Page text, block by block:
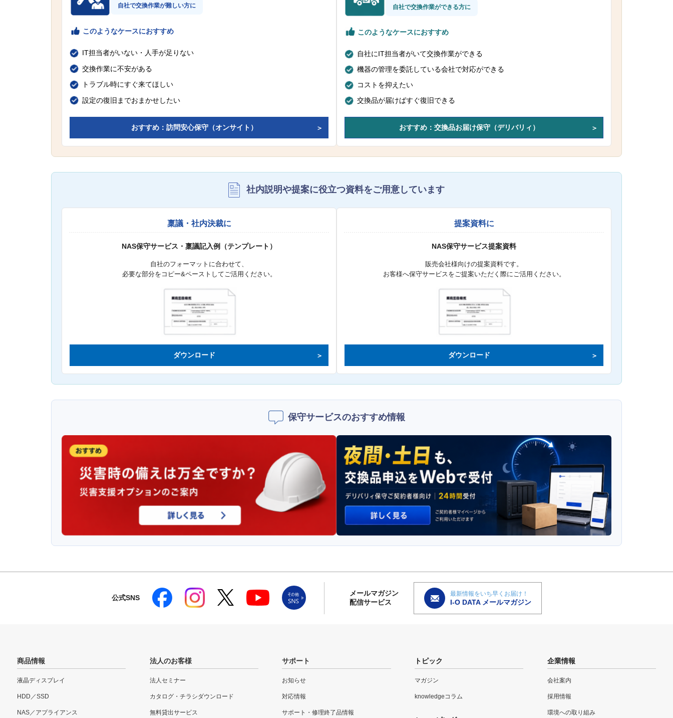
自社で交換作業が難しい方に
このようなケースにおすすめ
IT担当者がいない・人手が足りない
交換作業に不安がある
トラブル時にすぐ来てほしい
設定の復旧までおまかせしたい
おすすめ：訪問安心保守（オンサイト）
自社で交換作業ができる方に
このようなケースにおすすめ
自社にIT担当者がいて交換作業ができる
機器の管理を委託している会社で対応ができる
コストを抑えたい
交換品が届けばすぐ復旧できる
おすすめ：交換品お届け保守（デリバリィ）
社内説明や提案に役立つ資料をご用意しています
稟議・社内決裁に
NAS保守サービス・稟議記入例（テンプレート）
自社のフォーマットに合わせて、
必要な部分をコピー&ペーストしてご活用ください。
ダウンロード
提案資料に
NAS保守サービス提案資料
販売会社様向けの提案資料です。
お客様へ保守サービスをご提案いただく際にご活用ください。
ダウンロード
保守サービスのおすすめ情報
公式SNS
メールマガジン
配信サービス
最新情報をいち早くお届け！
I-O DATA メールマガジン
商品情報
液晶ディスプレイ
HDD／SSD
NAS／アプライアンス
法人のお客様
法人セミナー
カタログ・チラシダウンロード
無料貸出サービス
サポート
お知らせ
対応情報
サポート・修理終了品情報
トピック
マガジン
knowledgeコラム
企業情報
会社案内
採用情報
環境への取り組み